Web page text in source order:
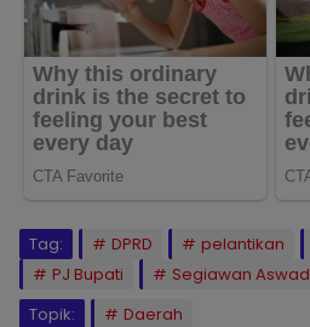
Tag: DPRD pelantikan
PJ Bupati
Segiawan Aswad
Topik:
Daerah